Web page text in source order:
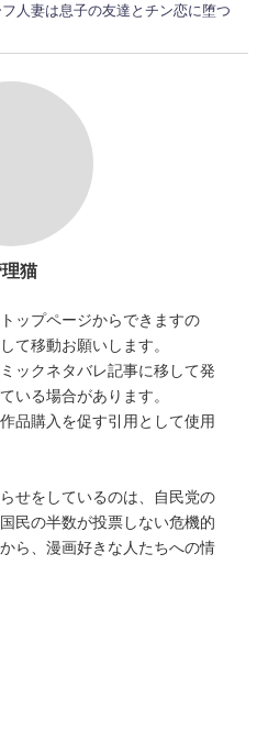
人妻は息子の友達とチン恋に堕つ
猫
ップページからできますの
て移動お願いします。
ックネタバレ記事に移して発
いる場合があります。
品購入を促す引用として使用
せをしているのは、自民党の
民の半数が投票しない危機的
ら、漫画好きな人たちへの情